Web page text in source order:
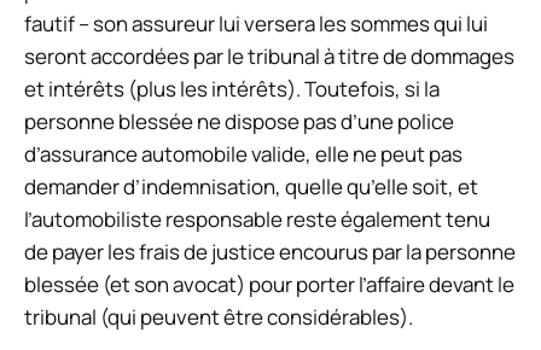
fautif – son assureur lui versera les sommes qui lui
seront accordées par le tribunal à titre de dommages
et intérêts (plus les intérêts). Toutefois, si la
personne blessée ne dispose pas d’une police
d’assurance automobile valide, elle ne peut pas
demander d’indemnisation, quelle qu’elle soit, et
l’automobiliste responsable reste également tenu
de payer les frais de justice encourus par la personne
blessée (et son avocat) pour porter l’affaire devant le
tribunal (qui peuvent être considérables).